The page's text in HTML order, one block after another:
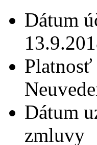
Dátum
Dátum
zmluvy